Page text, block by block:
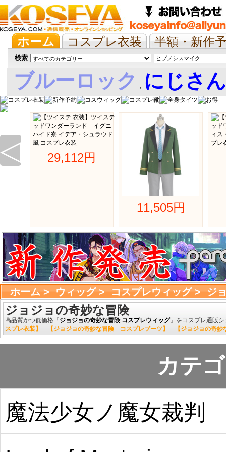
ホーム コスプレ衣装
半額・新作
抱き枕/布団/シーツ
ツイステ ウマ
検索
ブルーロック , にじさ
◁ 29,112円
11,505円
ホーム> ウィッグ> コスプレウィッグ> ジ
ジョジョの奇妙な冒険
高品質かつ低価格『ジョジョの奇妙な冒険 コスプレウィッグ』をコスプレ通販シ
スプレ衣装】
【ジョジョの奇妙な冒険 コスプレブーツ】 【ジョジョの奇
カテ
魔法少女ノ魔女裁判